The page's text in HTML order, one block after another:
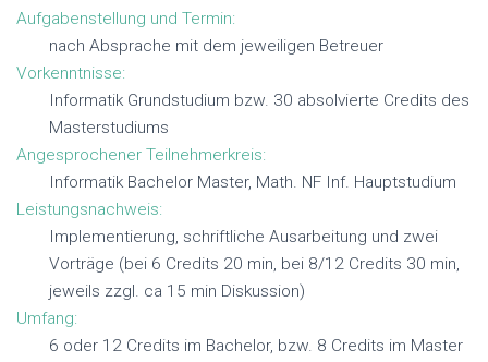
Aufgabenstellung und Termin:
nach Absprache mit dem jeweiligen Betreuer
Vorkenntnisse:
Informatik Grundstudium bzw. 30 absolvierte Credits des
Masterstudiums
Angesprochener Teilnehmerkreis:
Informatik Bachelor Master, Math. NF Inf. Hauptstudium
Leistungsnachweis:
Implementierung, schriftliche Ausarbeitung und zwei
Vorträge (bei 6 Credits 20 min, bei 8/12 Credits 30 min,
jeweils zzgl. ca 15 min Diskussion)
Umfang:
6 oder 12 Credits im Bachelor, bzw. 8 Credits im Master